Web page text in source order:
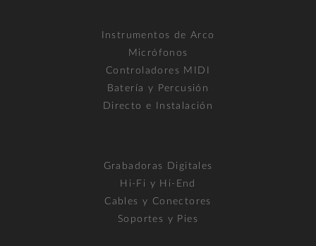
Instrumentos de Arco
Micrófonos
Controladores MIDI
Batería y Percusión
Directo e Instalación
Grabadoras Digitales
Hi-Fi y Hi-End
Cables y Conectores
Soportes y Pies